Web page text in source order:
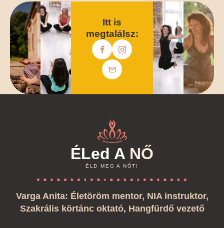
Itt is
megtalálsz:
ÉLed A NŐ
ÉLD MEG A NŐT!
Varga Anita: Életöröm mentor, NIA instruktor,
Szakrális körtánc oktató, Hangfürdő vezető